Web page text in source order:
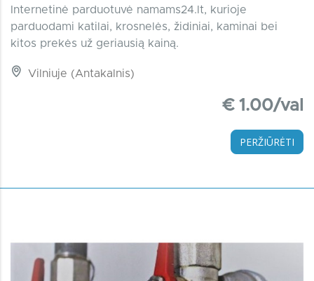
Internetinė parduotuvė namams24.lt, kurioje
parduodami katilai, krosnelės, židiniai, kaminai bei
kitos prekės už geriausią kainą.
Vilniuje (Antakalnis)
€ 1.00/val
PERŽIŪRĖTI